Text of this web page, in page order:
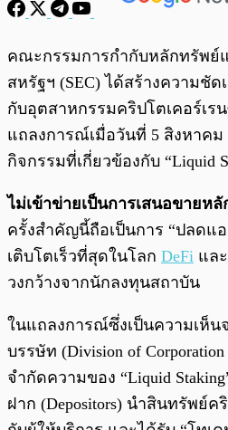
คณะกรรมการกำกับหลักทรัพย์
สหรัฐฯ (SEC) ได้สร้างความชั
กับอุตสาหกรรมคริปโตเคอร์เร
แถลงการณ์เมื่อวันที่ 5 สิงหาคม
กิจกรรมที่เกี่ยวข้องกับ “Liquid
ไม่เข้าข่ายเป็นการเสนอขายห
ครั้งสำคัญนี้ถือเป็นการ “ปลดแ
เติบโตเร็วที่สุดในโลก DeFi แล
วงกว้างจากนักลงทุนสถาบัน
ในแถลงการณ์ซึ่งเป็นความเห็
บรรษัท (Division of Corporation
จำกัดความของ “Liquid
ฝาก (Depositors) นำสินทรัพย์ค